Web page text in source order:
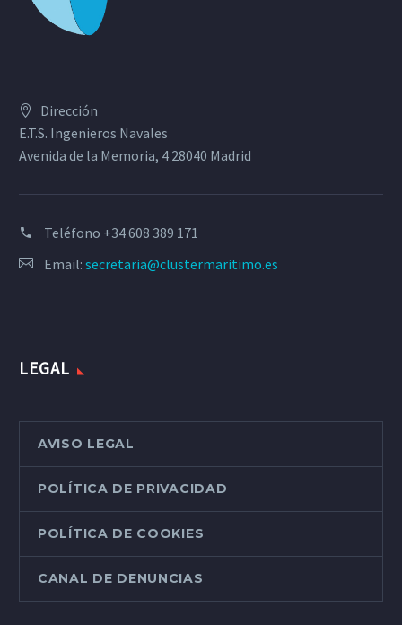
Dirección
E.T.S. Ingenieros Navales
Avenida de la Memoria, 4 28040 Madrid
Teléfono +34 608 389 171
Email: secretaria@clustermaritimo.es
LEGAL
AVISO LEGAL
POLÍTICA DE PRIVACIDAD
POLÍTICA DE COOKIES
CANAL DE DENUNCIAS